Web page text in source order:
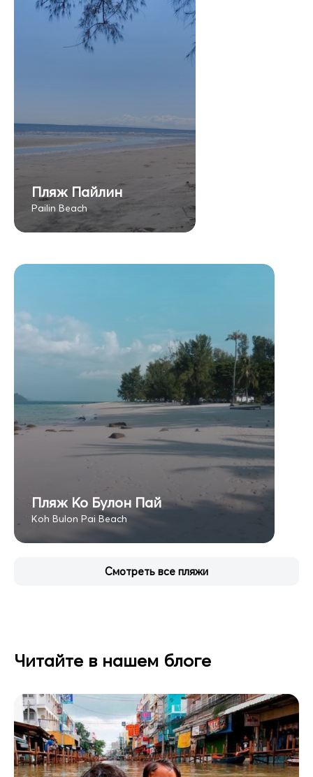
Пляж Пайлин
Pailin Beach
Пляж Ко Булон Пай
Koh Bulon Pai Beach
Смотреть все пляжи
Читайте в нашем блоге